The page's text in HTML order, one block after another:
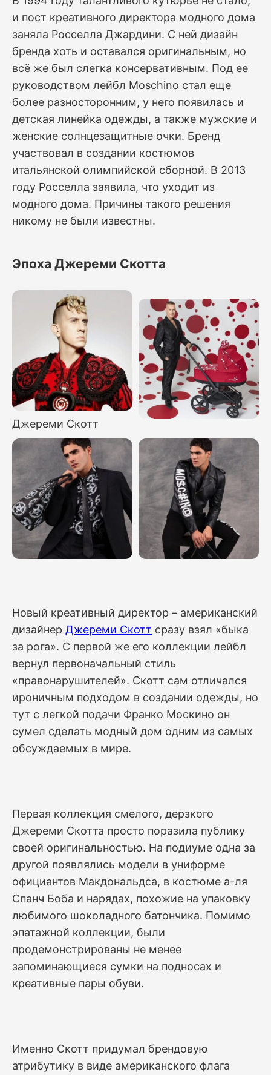
и пост креативного директора модного дома
заняла Росселла Джардини. С ней дизайн
бренда хоть и оставался оригинальным, но
всё же был слегка консервативным. Под ее
руководством лейбл Moschino стал еще
более разносторонним, у него появилась и
детская линейка одежды, а также мужские и
женские солнцезащитные очки. Бренд
участвовал в создании костюмов
итальянской олимпийской сборной. В 2013
году Росселла заявила, что уходит из
модного дома. Причины такого решения
никому не были известны.
Эпоха Джереми Скотта
Джереми Скотт
Новый креативный директор – американский
дизайнер Джереми Скотт сразу взял «быка
за рога». С первой же его коллекции лейбл
вернул первоначальный стиль
«правонарушителей». Скотт сам отличался
ироничным подходом в создании одежды, но
тут с легкой подачи Франко Москино он
сумел сделать модный дом одним из самых
обсуждаемых в мире.
Первая коллекция смелого, дерзкого
Джереми Скотта просто поразила публику
своей оригинальностью. На подиуме одна за
другой появлялись модели в униформе
официантов Макдональдса, в костюме а-ля
Спанч Боба и нарядах, похожие на упаковку
любимого шоколадного батончика. Помимо
эпатажной коллекции, были
продемонстрированы не менее
запоминающиеся сумки на подносах и
креативные пары обуви.
Именно Скотт придумал брендовую
атрибутику в виде американского флага